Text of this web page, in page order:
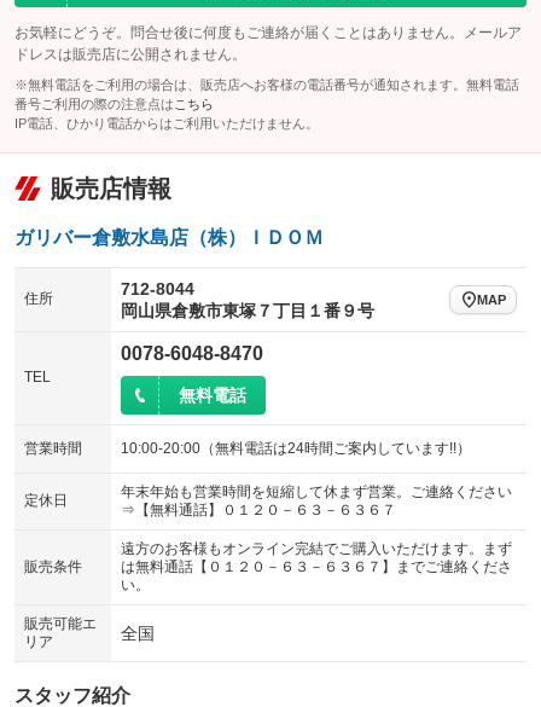
お気軽にどうぞ。問合せ後に何度もご連絡が届くことはありません。メールア
ドレスは販売店に公開されません。
※無料電話をご利用の場合は、販売店へお客様の電話番号が通知されます。無料電話
番号ご利用の際の注意点は こちら
IP電話、ひかり電話からはご利用いただけません。
販売店情報
ガリバー倉敷水島店（株）ＩＤＯＭ
住所
712-8044
岡山県倉敷市東塚７丁目１番９号
MAP
TEL
0078-6048-8470
無料電話
営業時間 10:00-20:00（無料電話は24時間ご案内しています!!）
定休日
年末年始も営業時間を短縮して休まず営業。ご連絡ください
⇒【無料通話】０１２０－６３－６３６７
販売条件
遠方のお客様もオンライン完結でご購入いただけます。まず
は無料通話【０１２０－６３－６３６７】までご連絡くださ
い。
販売可能エ
リア
全国
スタッフ紹介